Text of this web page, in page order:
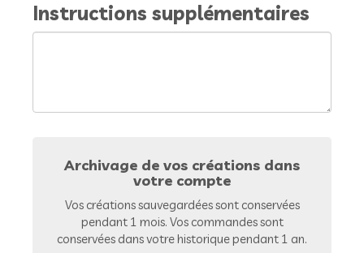
Instructions supplémentaires
Archivage de vos créations dans
votre compte
Vos créations sauvegardées sont conservées
pendant 1 mois. Vos commandes sont
conservées dans votre historique pendant 1 an.